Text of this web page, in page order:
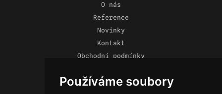
Používáme soubory
O nás
Reference
Novinky
Kontakt
Obchodní podmínky